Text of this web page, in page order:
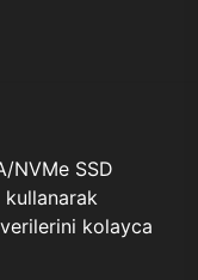
NVMe SSD
kullanarak
kolayca